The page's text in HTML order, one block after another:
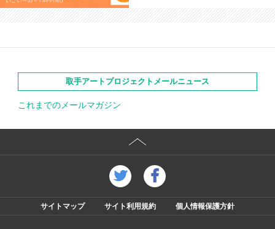
取手アートプロジェクトメールニュース
これまでのメールマガジン
サイトマップ サイト利用規約 個人情報保護方針